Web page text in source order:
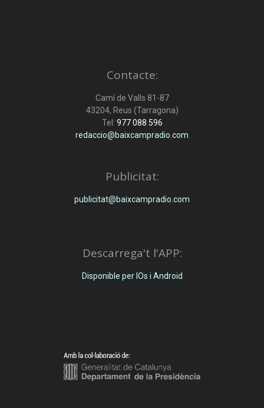
Contacte:
Camí de Valls 81-87
43204, Reus (Tarragona)
Tel: 977 088 596
redaccio@baixcampradio.com
Publicitat:
publicitat@baixcampradio.com
Descarrega't l'APP:
Disponible per IOs i Android